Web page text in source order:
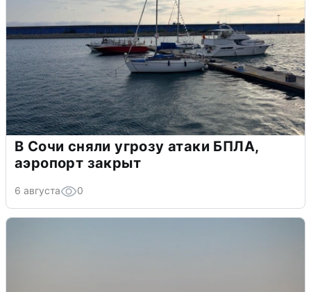
В Сочи сняли угрозу атаки БПЛА,
аэропорт закрыт
6 августа 0